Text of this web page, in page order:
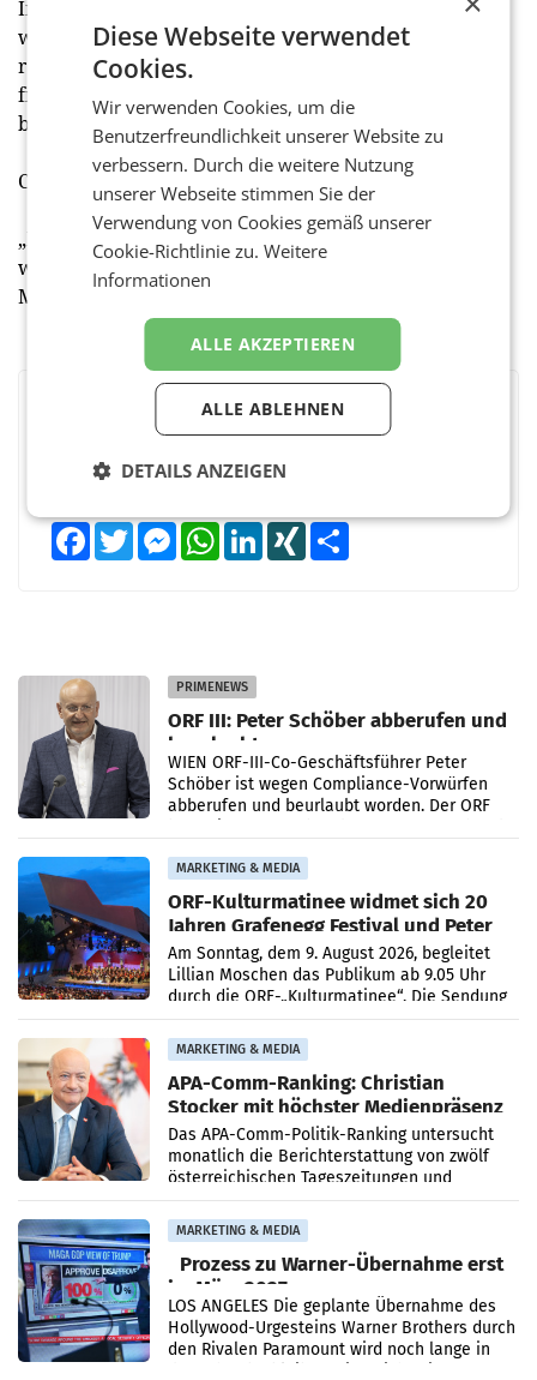
In enger Abstimmung mit dem Hauseigentümer
wurde nun ein schlagkräftiger Anbieter für diesen
renommierten Standort in der Welser Innenstadt
fixiert, der den Angebotsmix der City somit weiter
bereichern wird.
Carl Niedersüss, Hauseigentümer:
„Im aktuellen Marktumfeld war es mir besonders
wichtig einen starken, namhaften und langfristigen
Mietpartner für den Standort zu gewinnen.“
BEWERTEN SIE DIESEN ARTIKEL
FacebookTwitter MessengerWhatsAppLinkedInXING
PRIMENEWS
ORF III: Peter Schöber abberufen und
beurlaubt
WIEN ORF-III-Co-Geschäftsführer Peter
Schöber ist wegen Compliance-Vorwürfen
abberufen und beurlaubt worden. Der ORF
MARKETING & MEDIA
ORF-Kulturmatinee widmet sich 20
Jahren Grafenegg Festival und Peter
Simonischek
Am Sonntag, dem 9. August 2026, begleitet
Lillian Moschen das Publikum ab 9.05 Uhr
durch die ORF-„Kulturmatinee“. Die Sendung
startet mit der Dokumentation „20 Jahre
Grafenegg
MARKETING & MEDIA
APA-Comm-Ranking: Christian
Stocker mit höchster Medienpräsenz
im Juli
Das APA-Comm-Politik-Ranking untersucht
monatlich die Berichterstattung von zwölf
österreichischen Tageszeitungen und
analysiert, welche Politikerinnen und
Politiker Österreichs die
MARKETING & MEDIA
Prozess zu Warner-Übernahme erst
im März 2027
LOS ANGELES Die geplante Übernahme des
Hollywood-Urgesteins Warner Brothers durch
den Rivalen Paramount wird noch lange in
Diese Webseite verwendet
Cookies.
Wir verwenden Cookies, um die
Benutzerfreundlichkeit unserer Website zu
verbessern. Durch die weitere Nutzung
unserer Webseite stimmen Sie der
Verwendung von Cookies gemäß unserer
Cookie-Richtlinie zu.Weitere
Informationen
ALLE AKZEPTIEREN
ALLE ABLEHNEN
DETAILS ANZEIGEN